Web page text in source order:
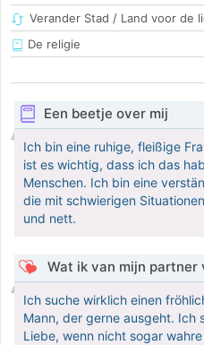
Verander Stad / Land voor de
De religie
Een beetje over mij
Ich bin eine ruhige, fleißige
ist es wichtig, dass ich das
Menschen. Ich bin eine
die mit schwierigen
und nett.
Wat ik van mijn partner
Ich suche wirklich einen
Mann, der gerne ausgeht. Ich
Liebe, wenn nicht sogar